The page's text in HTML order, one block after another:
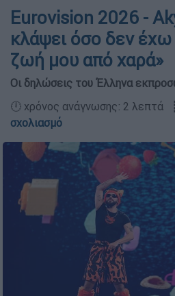
Eurovision 2026 -
κλάψει όσο δεν
ζωή μου από χαρά»
Οι δηλώσεις του Έλληνα
🕛 χρόνος ανάγνωσης: 2
σχολιασμό